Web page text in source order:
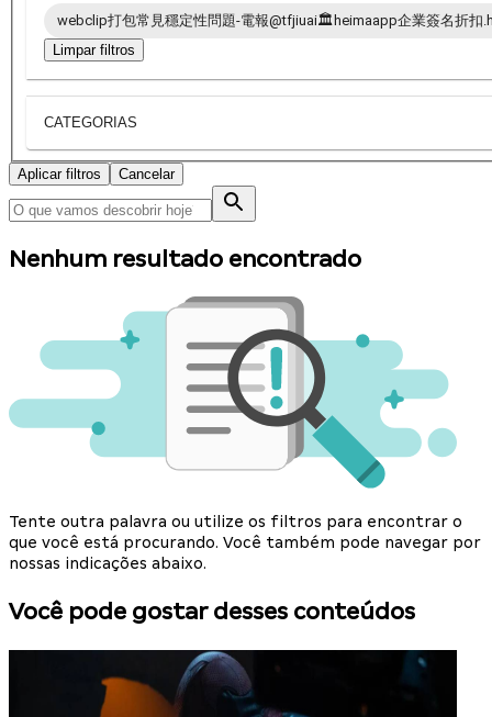
webclip打包常見穩定性問題-電報@tfjiuai🏛️heimaapp企業簽名折扣
Limpar filtros
CATEGORIAS
Aplicar filtros Cancelar
Nenhum resultado encontrado
Tente outra palavra ou utilize os filtros para encontrar o
que você está procurando. Você também pode navegar por
nossas indicações abaixo.
Você pode gostar desses conteúdos